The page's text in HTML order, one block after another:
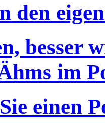
den
besser
im
einen